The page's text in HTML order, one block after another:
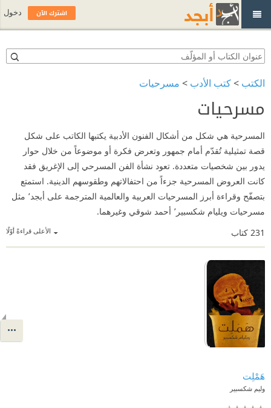
الكتب >كتب الأدب > مسرحيات
مسرحيات
المسرحية هي شكل من أشكال الفنون الأدبية يكتبها الكاتب على شكل
قصة تمثيلية تُقدّم أمام جمهور وتعرض فكرة أو موضوعاً من خلال حوار
يدور بين شخصيات متعددة. تعود نشأة الفن المسرحي إلى الإغريق فقد
كانت العروض المسرحية جزءاً من احتفالاتهم وطقوسهم الدينية. استمتع
بتصفّح وقراءة أبرز المسرحيات العربية والعالمية المترجمة على أبجد٬ مثل
مسرحيات ويليام شكسبير٬ أحمد شوقي وغيرهما.
الأعلى قراءةً أوّلًا 231 كتاب
هَمْلِت
وليم شكسبير
اشترك الآن دخول